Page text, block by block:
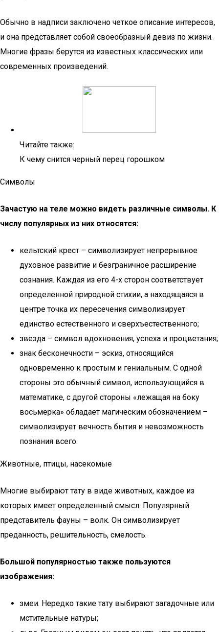
Обычно в надписи заключено четкое описание интересов,
и она представляет собой своеобразный девиз по жизни.
Многие фразы берутся из известных классических или
современных произведений.
Читайте также:
К чему снится черный перец горошком
Символы
Зачастую на теле можно видеть различные символы. К
числу популярных из них относятся:
кельтский крест – символизирует непрерывное
духовное развитие и безграничное расширение
сознания. Каждая из его 4-х сторон соответствует
определенной природной стихии, а находящаяся в
центре точка их пересечения символизирует
единство естественного и сверхъестественного;
звезда – символ вдохновения, успеха и процветания;
знак бесконечности – эскиз, относящийся
одновременно к простым и гениальным. С одной
стороны это обычный символ, использующийся в
математике, с другой стороны «лежащая на боку
восьмерка» обладает магическим обозначением –
символизирует вечность бытия и невозможность
познания всего.
Животные, птицы, насекомые
Многие выбирают тату в виде животных, каждое из
которых имеет определенный смысл. Популярный
представитель фауны – волк. Он символизирует
преданность, решительность, смелость.
Большой популярностью также пользуются
изображения:
змеи. Нередко такие тату выбирают загадочные или
мстительные натуры;